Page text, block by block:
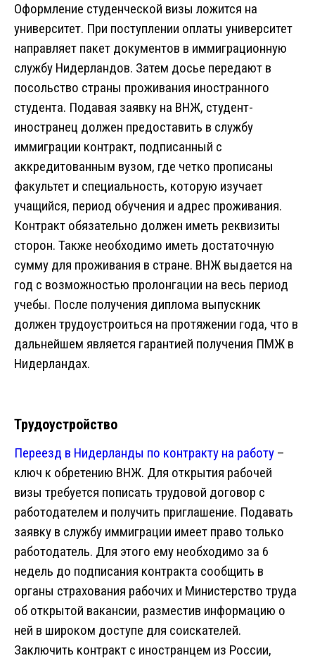
Оформление студенческой визы ложится на
университет. При поступлении оплаты университет
направляет пакет документов в иммиграционную
службу Нидерландов. Затем досье передают в
посольство страны проживания иностранного
студента. Подавая заявку на ВНЖ, студент-
иностранец должен предоставить в службу
иммиграции контракт, подписанный с
аккредитованным вузом, где четко прописаны
факультет и специальность, которую изучает
учащийся, период обучения и адрес проживания.
Контракт обязательно должен иметь реквизиты
сторон. Также необходимо иметь достаточную
сумму для проживания в стране. ВНЖ выдается на
год с возможностью пролонгации на весь период
учебы. После получения диплома выпускник
должен трудоустроиться на протяжении года, что в
дальнейшем является гарантией получения ПМЖ в
Нидерландах.
Трудоустройство
Переезд в Нидерланды по контракту на работу –
ключ к обретению ВНЖ. Для открытия рабочей
визы требуется пописать трудовой договор с
работодателем и получить приглашение. Подавать
заявку в службу иммиграции имеет право только
работодатель. Для этого ему необходимо за 6
недель до подписания контракта сообщить в
органы страхования рабочих и Министерство труда
об открытой вакансии, разместив информацию о
ней в широком доступе для соискателей.
Заключить контракт с иностранцем из России,